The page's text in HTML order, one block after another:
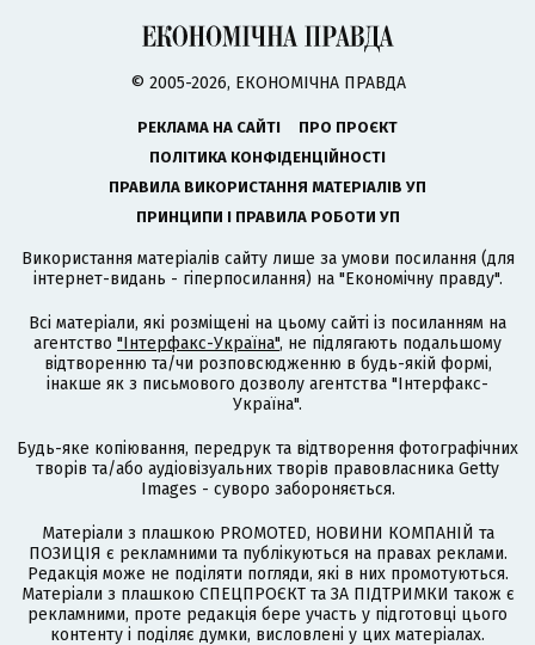
© 2005-2026, ЕКОНОМІЧНА ПРАВДА
РЕКЛАМА НА САЙТІ
ПРО ПРОЄКТ
ПОЛІТИКА КОНФІДЕНЦІЙНОСТІ
ПРАВИЛА ВИКОРИСТАННЯ МАТЕРІАЛІВ УП
ПРИНЦИПИ І ПРАВИЛА РОБОТИ УП
Використання матеріалів сайту лише за умови посилання (для
інтернет-видань - гіперпосилання) на "Економічну правду".
Всі матеріали, які розміщені на цьому сайті із посиланням на
агентство "Інтерфакс-Україна", не підлягають подальшому
відтворенню та/чи розповсюдженню в будь-якій формі,
інакше як з письмового дозволу агентства "Інтерфакс-
Україна".
Будь-яке копіювання, передрук та відтворення фотографічних
творів та/або аудіовізуальних творів правовласника Getty
Images - суворо забороняється.
Матеріали з плашкою PROMOTED, НОВИНИ КОМПАНІЙ та
ПОЗИЦІЯ є рекламними та публікуються на правах реклами.
Редакція може не поділяти погляди, які в них промотуються.
Матеріали з плашкою СПЕЦПРОЄКТ та ЗА ПІДТРИМКИ також є
рекламними, проте редакція бере участь у підготовці цього
контенту і поділяє думки, висловлені у цих матеріалах.